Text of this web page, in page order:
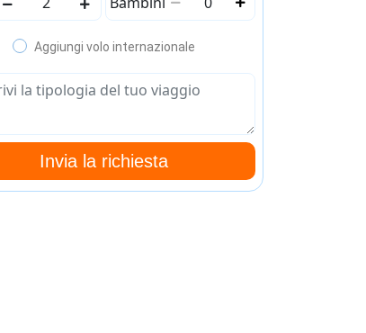
Aggiungi volo internazionale
Invia la richiesta